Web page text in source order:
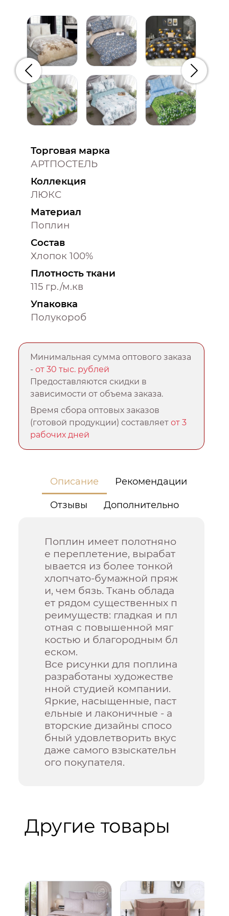
Предыдущий
Торговая марка
АРТПОСТЕЛЬ
Коллекция
ЛЮКС
Материал
Поплин
Состав
Хлопок 100%
Плотность ткани
115 гр./м.кв
Упаковка
Полукороб
Минимальная сумма оптового заказа
-от 30 тыс. рублей
Предоставляются скидки в
зависимости от объема заказа.
Время сбора оптовых заказов
(готовой продукции) составляетот 3
рабочих дней
Описание Рекомендации
Отзывы Дополнительно
Поплин имеет полотняно
е переплетение, вырабат
ывается из более тонкой
хлопчато-бумажной пряж
и, чем бязь. Ткань облада
ет рядом существенных п
реимуществ: гладкая и пл
отная с повышенной мяг
костью и благородным бл
еском.
Все рисунки для поплина
разработаны художестве
нной студией компании.
Яркие, насыщенные, паст
ельные и лаконичные - а
вторские дизайны спосо
бный удовлетворить вкус
даже самого взыскательн
ого покупателя.
Другие товары